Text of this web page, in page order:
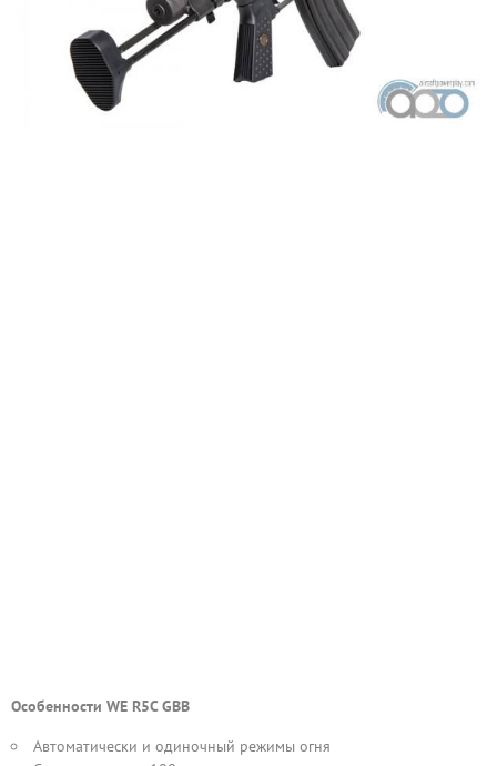
Особенности WE R5C GBB
Автоматически и одиночный режимы огня